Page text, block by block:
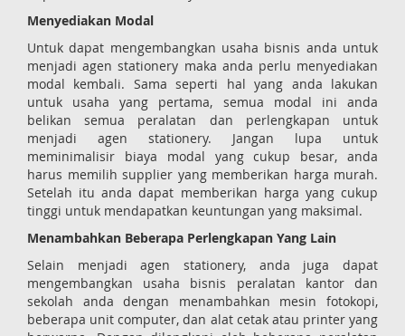
Menyediakan Modal
Untuk dapat mengembangkan usaha bisnis anda untuk
menjadi agen stationery maka anda perlu menyediakan
modal kembali. Sama seperti hal yang anda lakukan
untuk usaha yang pertama, semua modal ini anda
belikan semua peralatan dan perlengkapan untuk
menjadi agen stationery. Jangan lupa untuk
meminimalisir biaya modal yang cukup besar, anda
harus memilih supplier yang memberikan harga murah.
Setelah itu anda dapat memberikan harga yang cukup
tinggi untuk mendapatkan keuntungan yang maksimal.
Menambahkan Beberapa Perlengkapan Yang Lain
Selain menjadi agen stationery, anda juga dapat
mengembangkan usaha bisnis peralatan kantor dan
sekolah anda dengan menambahkan mesin fotokopi,
beberapa unit computer, dan alat cetak atau printer yang